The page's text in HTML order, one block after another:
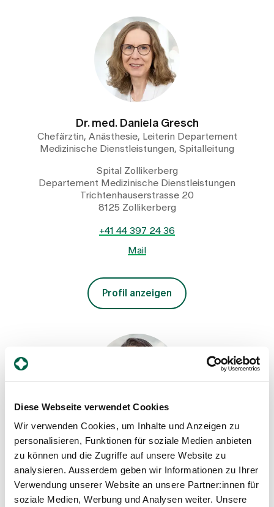
Diese Webseite verwendet Cookies
Wir verwenden Cookies, um Inhalte und Anzeigen zu
personalisieren, Funktionen für soziale Medien anbieten
zu können und die Zugriffe auf unsere Website zu
analysieren. Ausserdem geben wir Informationen zu Ihrer
Verwendung unserer Website an unsere Partner:innen für
soziale Medien, Werbung und Analysen weiter. Unsere
Dr. med. Daniela Gresch
Chefärztin, Anästhesie, Leiterin Departement
Medizinische Dienstleistungen, Spitalleitung
Spital Zollikerberg
Departement Medizinische Dienstleistungen
Trichtenhauserstrasse 20
8125 Zollikerberg
+41 44 397 24 36
Mail
Profil anzeigen
Kathrin Hillewerth
Leiterin Departement Pflegeexpertise, Therapien und
Beratung, Spitalleitung
Spital Zollikerberg
Departement Pflegeexpertise, Therapien, Beratung